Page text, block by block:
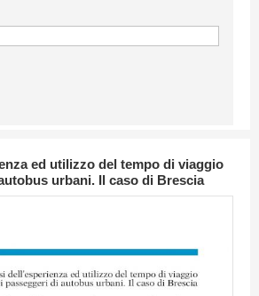
ed utilizzo del tempo di viaggio
urbani. Il caso di Brescia